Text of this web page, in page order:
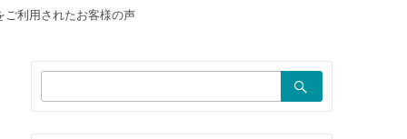
ご利用されたお客様の声
索：